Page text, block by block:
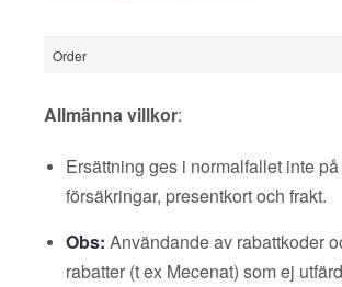
Order
Allmänna villkor:
Ersättning ges i normalfallet inte
försäkringar, presentkort och frakt.
Obs: Användande av rabattkoder
rabatter (t ex Mecenat) som ej